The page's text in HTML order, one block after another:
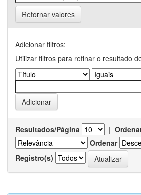
Retornar valores
Adicionar filtros:
Utilizar filtros para refinar o resultado
Resultados/Página |
Ordenar
Registro(s)